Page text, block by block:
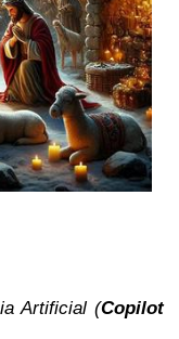
Artificial (Copilot